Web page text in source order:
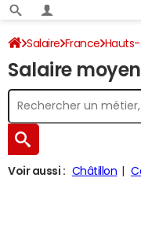
Salaire France
Salaire
Voir aussi : Châtillon